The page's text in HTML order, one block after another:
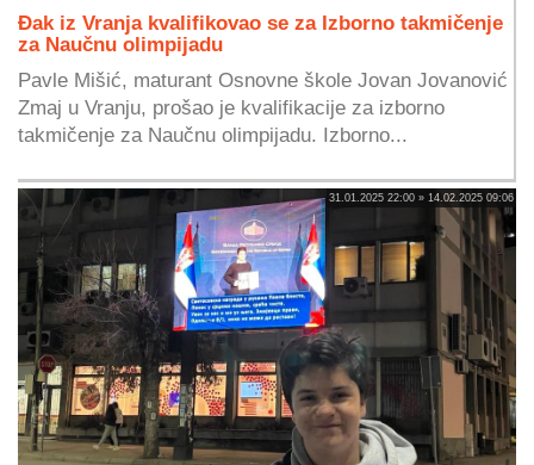
Đak iz Vranja kvalifikovao se za Izborno takmičenje
za Naučnu olimpijadu
Pavle Mišić, maturant Osnovne škole Jovan Jovanović
Zmaj u Vranju, prošao je kvalifikacije za izborno
takmičenje za Naučnu olimpijadu. Izborno...
31.01.2025 22:00 » 14.02.2025 09:06